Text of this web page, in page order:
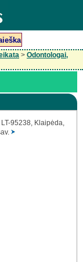
> Odontologai,
95238, Klaipėda,